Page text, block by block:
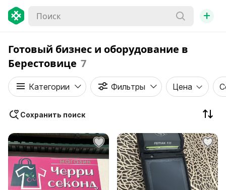
+
Готовый бизнес и оборудование в
Берестовице 7
Категории Фильтры Цена
Сохранить поиск